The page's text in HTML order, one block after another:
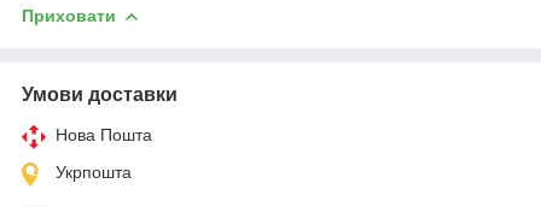
Приховати
Умови доставки
Нова Пошта
Укрпошта